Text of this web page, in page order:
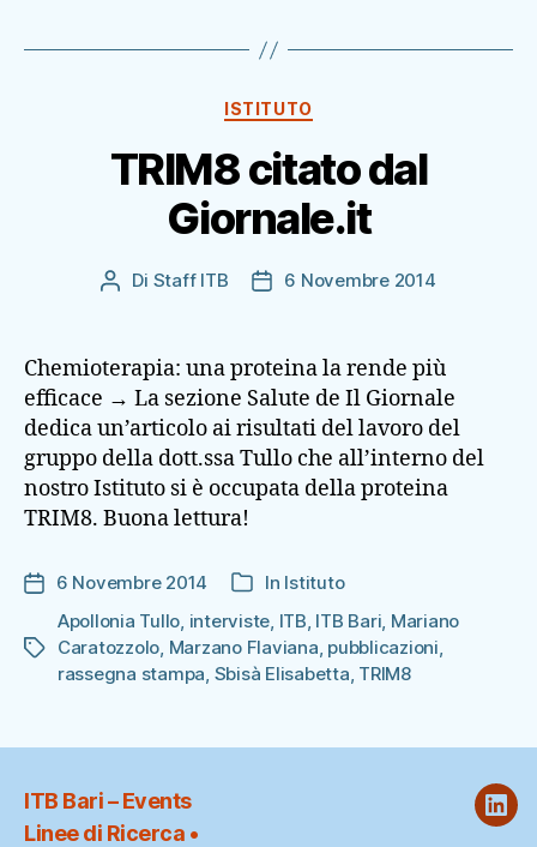
Categorie
ISTITUTO
TRIM8 citato dal
Giornale.it
Autore
Di Staff ITB
Data6 Novembre 2014
Chemioterapia: una proteina la rende più
efficace → La sezione Salute de Il Giornale
dedica un’articolo ai risultati del lavoro del
gruppo della dott.ssa Tullo che all’interno del
nostro Istituto si è occupata della proteina
TRIM8. Buona lettura!
Data
dell'articolo
6 Novembre 2014 Categorie
In Istituto
Tag
Apollonia Tullo interviste ITB ITB Bari Mariano
Caratozzolo Marzano Flaviana pubblicazioni
rassegna stampa Sbisà Elisabetta TRIM8
ITB Bari – Events
Linee di Ricerca •
ITB